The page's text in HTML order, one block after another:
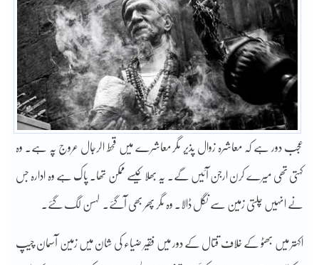
عجب دور ہے کہ معاشرہ زوال پذیر مگر معاشرے میں قحط الرجال عروج پہ ہے۔ وہ
کہتی تھی میرے کرن ارجن آئیں گے۔ یہ بھلا کیسے ممکن تھا۔ پاک ہے وہ ادارہ جس
نے انہیں چلتی زمین سے نگل ڈالا۔ وہ مگر پھر بھی آگئے۔ لہسن لگ گئے۔
اکہتر میں بھٹو کے خلاف قتال کے دور میں فقیر ضیاء کی شان میں زمین آسمان چیپ